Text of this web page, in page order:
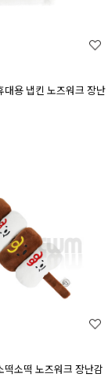
대용 냅킨 노즈워크 장난
떡소떡 노즈워크 장난감